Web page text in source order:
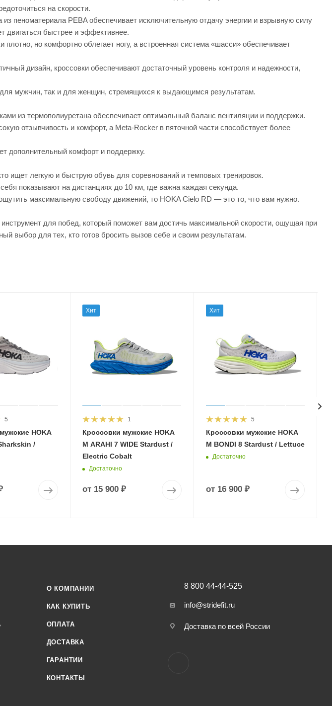
на скорости.
пеноматериала PEBA обеспечивает исключительную отдачу энергии и взрывную силу
двигаться быстрее и эффективнее.
но комфортно облегает ногу, а встроенная система «шасси» обеспечивает
дизайн, кроссовки обеспечивают достаточный уровень контроля и надежности,
мужчин, так и для женщин, стремящихся к выдающимся результатам.
из термополиуретана обеспечивает оптимальный баланс вентиляции и поддержки.
отзывчивость и комфорт, а Meta-Rocker в пяточной части способствует более
дополнительный комфорт и поддержку.
ищет легкую и быструю обувь для соревнований и темповых тренировок.
показывают на дистанциях до 10 км, где важна каждая секунда.
максимальную свободу движений, то HOKA Cielo RD — это то, что вам нужно.
для побед, который поможет вам достичь максимальной скорости, ощущая при
выбор для тех, кто готов бросить вызов себе и своим результатам.
5
HOKA
/
Хит
1
Кроссовки мужские HOKA
M ARAHI 7 WIDE Stardust /
Electric Cobalt
Достаточно
от 15 900 ₽
Хит
5
Кроссовки мужские HOKA
M BONDI 8 Stardust / Lettuce
Достаточно
от 16 900 ₽
О КОМПАНИИ
КАК КУПИТЬ
ОПЛАТА
ДОСТАВКА
ГАРАНТИИ
КОНТАКТЫ
8 800 44-44-525
info@stridefit.ru
Доставка по всей России